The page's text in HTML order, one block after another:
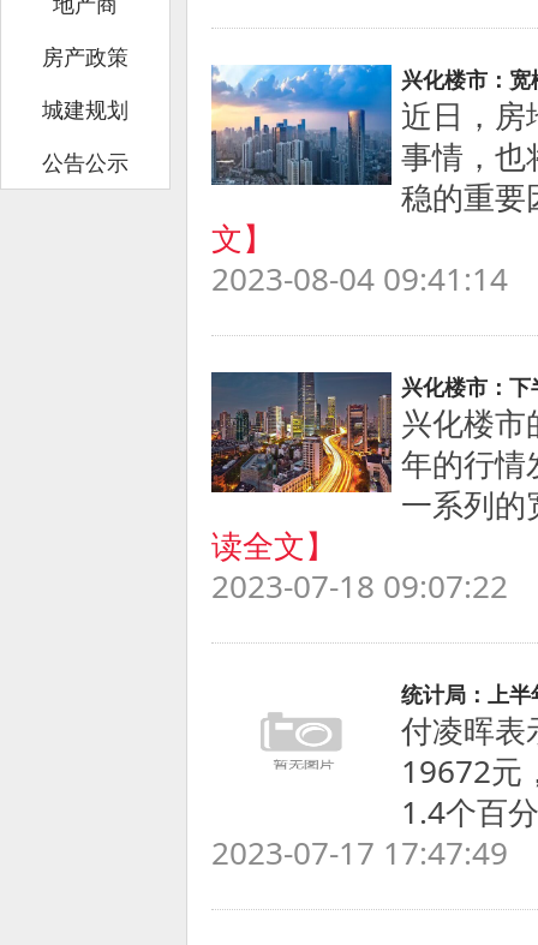
房产政策
城建规划
公告公示
兴化楼市：
近日，房
事情，也
稳的重要
文】
2023-08-04 09:41:14
兴化楼市：
兴化楼市
年的行情
一系列的
读全文】
2023-07-18 09:07:22
统计局：上
付凌晖表
19672元
1.4个百
2023-07-17 17:47:49